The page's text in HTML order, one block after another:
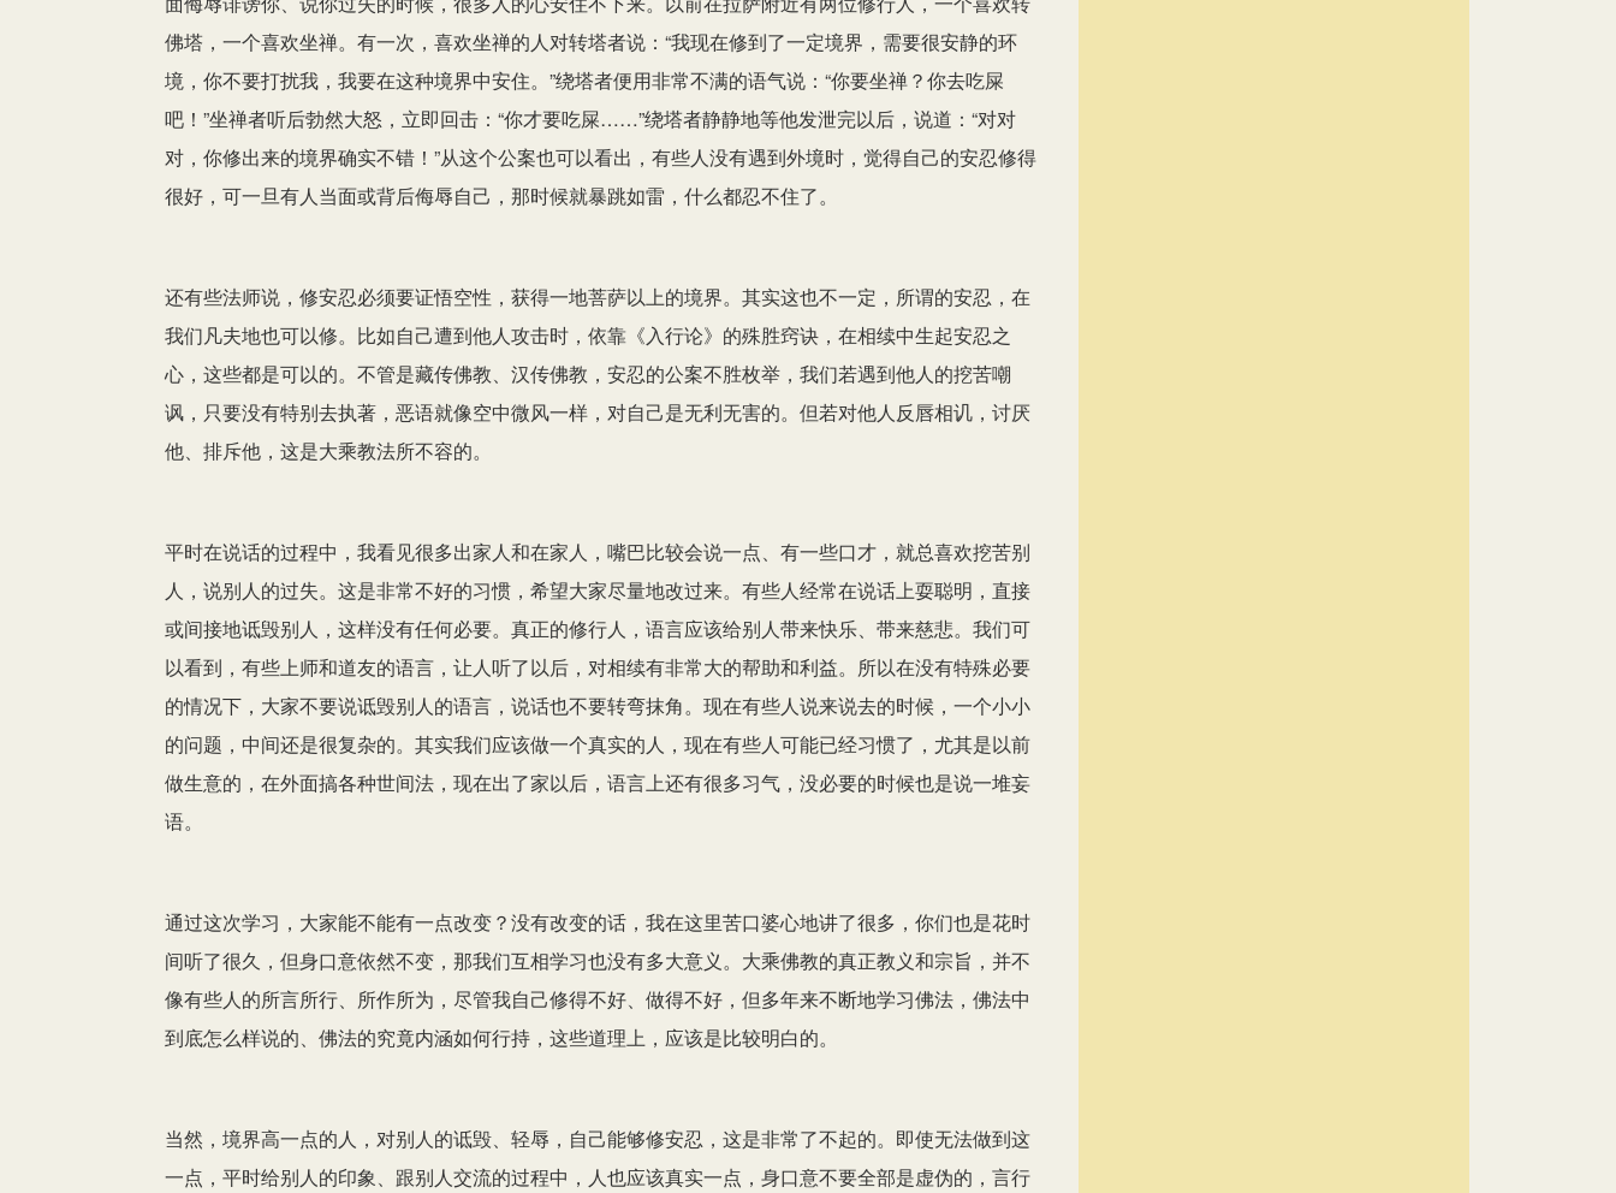
佛塔，一个喜欢坐禅。有一次，喜欢坐禅的人对转塔者说：“我现在修到了一定境界，需要很安静的环
境，你不要打扰我，我要在这种境界中安住。”绕塔者便用非常不满的语气说：“你要坐禅？你去吃屎
吧！”坐禅者听后勃然大怒，立即回击：“你才要吃屎……”绕塔者静静地等他发泄完以后，说道：“对对
对，你修出来的境界确实不错！”从这个公案也可以看出，有些人没有遇到外境时，觉得自己的安忍修得
很好，可一旦有人当面或背后侮辱自己，那时候就暴跳如雷，什么都忍不住了。
还有些法师说，修安忍必须要证悟空性，获得一地菩萨以上的境界。其实这也不一定，所谓的安忍，在
我们凡夫地也可以修。比如自己遭到他人攻击时，依靠《入行论》的殊胜窍诀，在相续中生起安忍之
心，这些都是可以的。不管是藏传佛教、汉传佛教，安忍的公案不胜枚举，我们若遇到他人的挖苦嘲
讽，只要没有特别去执著，恶语就像空中微风一样，对自己是无利无害的。但若对他人反唇相讥，讨厌
他、排斥他，这是大乘教法所不容的。
平时在说话的过程中，我看见很多出家人和在家人，嘴巴比较会说一点、有一些口才，就总喜欢挖苦别
人，说别人的过失。这是非常不好的习惯，希望大家尽量地改过来。有些人经常在说话上耍聪明，直接
或间接地诋毁别人，这样没有任何必要。真正的修行人，语言应该给别人带来快乐、带来慈悲。我们可
以看到，有些上师和道友的语言，让人听了以后，对相续有非常大的帮助和利益。所以在没有特殊必要
的情况下，大家不要说诋毁别人的语言，说话也不要转弯抹角。现在有些人说来说去的时候，一个小小
的问题，中间还是很复杂的。其实我们应该做一个真实的人，现在有些人可能已经习惯了，尤其是以前
做生意的，在外面搞各种世间法，现在出了家以后，语言上还有很多习气，没必要的时候也是说一堆妄
语。
通过这次学习，大家能不能有一点改变？没有改变的话，我在这里苦口婆心地讲了很多，你们也是花时
间听了很久，但身口意依然不变，那我们互相学习也没有多大意义。大乘佛教的真正教义和宗旨，并不
像有些人的所言所行、所作所为，尽管我自己修得不好、做得不好，但多年来不断地学习佛法，佛法中
到底怎么样说的、佛法的究竟内涵如何行持，这些道理上，应该是比较明白的。
当然，境界高一点的人，对别人的诋毁、轻辱，自己能够修安忍，这是非常了不起的。即使无法做到这
一点，平时给别人的印象、跟别人交流的过程中，人也应该真实一点，身口意不要全部是虚伪的，言行